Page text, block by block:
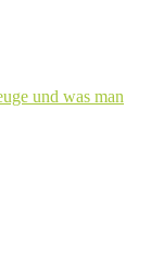
und was man